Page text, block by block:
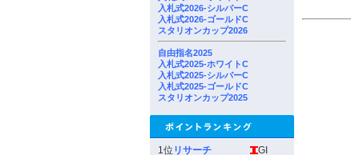
入札式2026-シルバーC
入札式2026-ゴールドC
スタリオンカップ2026
自由指名2025
入札式2025-ホワイトC
入札式2025-シルバーC
入札式2025-ゴールドC
スタリオンカップ2025
1位 リサーチ
GI